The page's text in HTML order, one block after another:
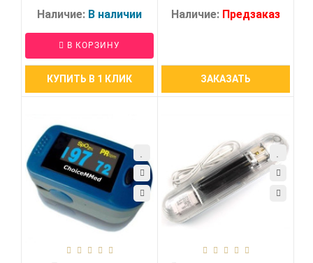
Наличие: В наличии
В КОРЗИНУ
КУПИТЬ В 1 КЛИК
Наличие: Предзаказ
ЗАКАЗАТЬ